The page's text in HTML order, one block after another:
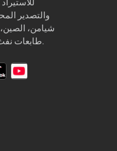
والتصدير
شيامن،
طابعات نفث الحبر المتوافقة وحبر نفث الحبر.